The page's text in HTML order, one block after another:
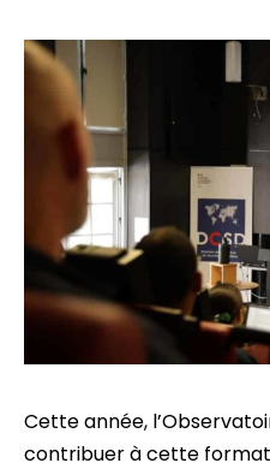
Cette année,
contribuer à cette